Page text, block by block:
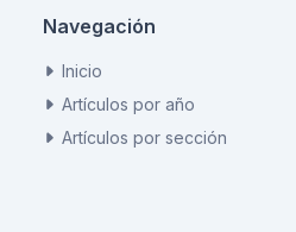
Navegación
Inicio
Artículos por año
Artículos por sección